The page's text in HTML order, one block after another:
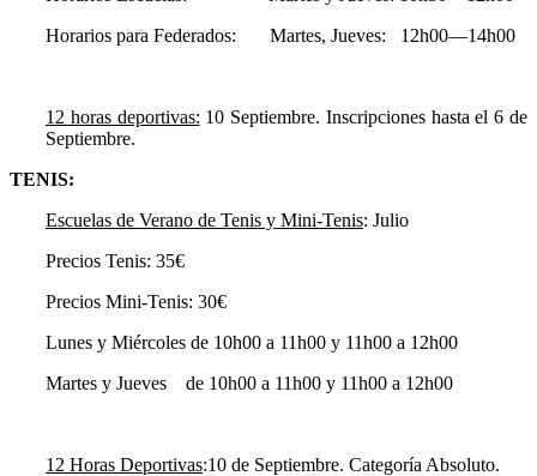
Horarios para Federados: Martes, Jueves: 12h00—14h00
12 horas deportivas: 10 Septiembre. Inscripciones hasta el 6 de
Septiembre.
TENIS:
Escuelas de Verano de Tenis y Mini-Tenis: Julio
Precios Tenis: 35€
Precios Mini-Tenis: 30€
Lunes y Miércoles de 10h00 a 11h00 y 11h00 a 12h00
Martes y Jueves de 10h00 a 11h00 y 11h00 a 12h00
12 Horas Deportivas:10 de Septiembre. Categoría Absoluto.